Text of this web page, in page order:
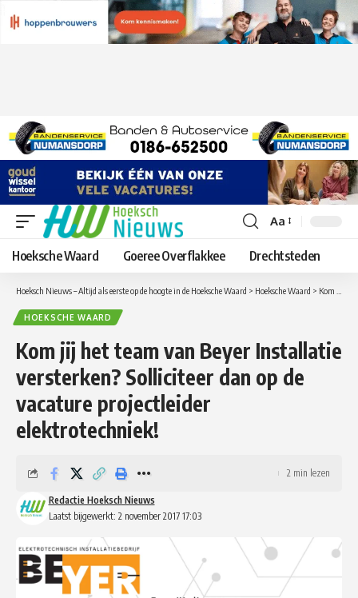
Lettergrootte
aanpassen
Aa
Hoeksche Waard Goeree Overflakkee Drechtsteden
Hoeksch Nieuws – Altijd als eerste op de hoogte in de Hoeksche Waard > Hoeksche Waard > Kom jij het team van Beyer Installatie versterken? Solliciteer dan op de vacature projectleider elektrotechniek!
HOEKSCHE WAARD
Kom jij het team van Beyer Installatie
versterken? Solliciteer dan op de
vacature projectleider
elektrotechniek!
Laatst bijgewerkt: 2 november 2017 17:03
Redactie Hoeksch Nieuws
2 min lezen